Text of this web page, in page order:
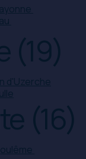
(19)
d'Uzerche
(16)